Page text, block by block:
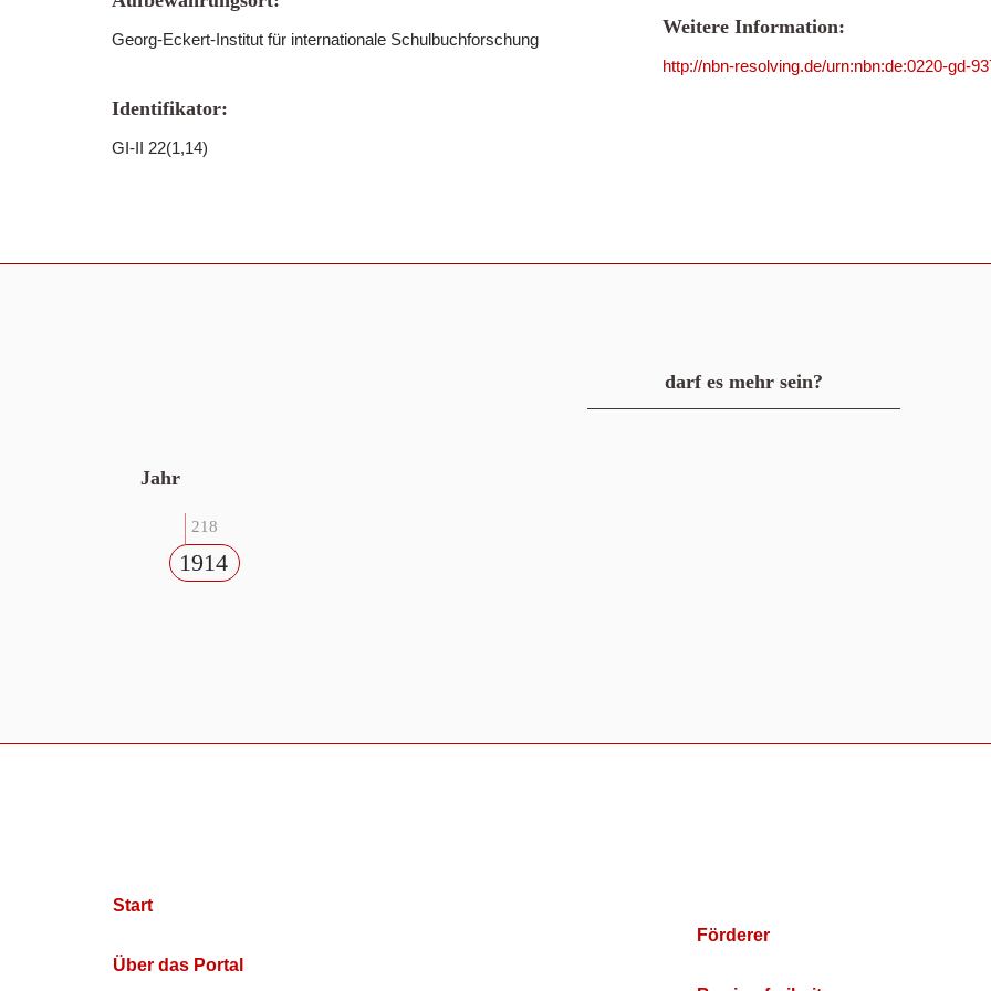
Georg-Eckert-Institut für internationale Schulbuchforschung
Identifikator:
GI-II 22(1,14)
Weitere Information:
http://nbn-resolving.de/urn:nbn:de:0220-gd-
darf es mehr sein?
Jahr
218
1914
Start
Über das Portal
Förderer